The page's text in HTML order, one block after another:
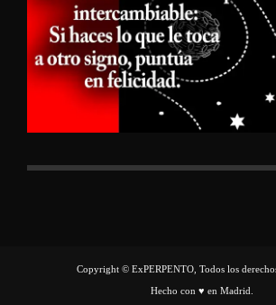
Copyright © ExPERPENTO, Todos los
Hecho con ♥ en Madrid.